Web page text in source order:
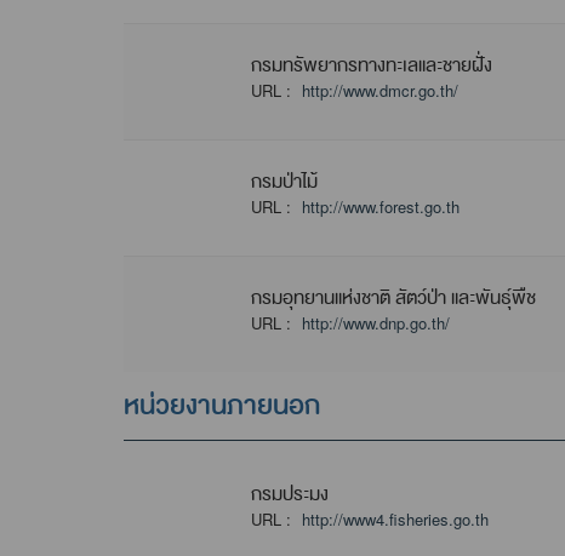
กรมทรัพยากรทางทะเลและชายฝั่ง
URL : http://www.dmcr.go.th/
กรมป่าไม้
URL : http://www.forest.go.th
กรมอุทยานแห่งชาติ สัตว์ป่า และพันธุ์พืช
URL : http://www.dnp.go.th/
หน่วยงานภายนอก
กรมประมง
URL : http://www4.fisheries.go.th